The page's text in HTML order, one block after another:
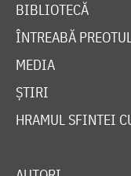
BIBLIOTECĂ
ÎNTREABĂ
MEDIA
ȘTIRI
HRAMUL SFINTEI